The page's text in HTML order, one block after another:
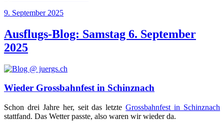
Veröffentlicht
9. September 2025
Ausflugs-Blog: Samstag 6. September
2025
Wieder Grossbahnfest in Schinznach
Schon drei Jah­re her, seit das letz­teGross­bahn­fest in Schinz­nach
statt­fand. Das Wet­ter pass­te, also waren wir wie­der da.